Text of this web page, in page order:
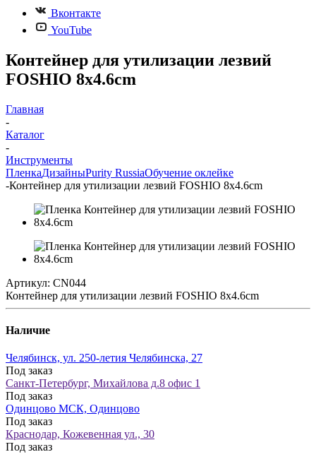
Вконтакте
YouTube
Контейнер для утилизации лезвий
FOSHIO 8x4.6cm
Главная
-
Каталог
-
Инструменты
ПленкаДизайныPurity RussiaОбучение оклейке
-Контейнер для утилизации лезвий FOSHIO 8x4.6cm
Артикул: CN044
Контейнер для утилизации лезвий FOSHIO 8x4.6cm
Наличие
Челябинск, ул. 250-летия Челябинска, 27
Под заказ
Санкт-Петербург, Михайлова д.8 офис 1
Под заказ
Одинцово МСК, Одинцово
Под заказ
Краснодар, Кожевенная ул., 30
Под заказ